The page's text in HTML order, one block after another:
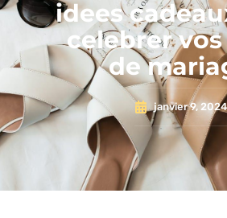
idees
celebrer vos
de
janvier 9, 2024